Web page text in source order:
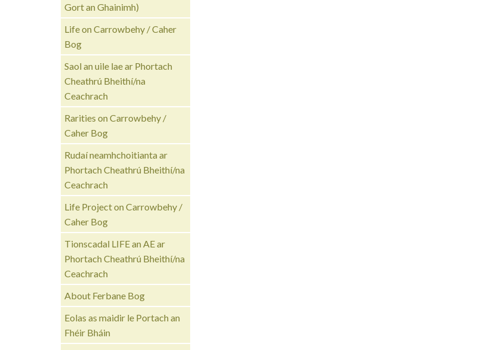
Gort an Ghainimh)
Life on Carrowbehy / Caher
Bog
Saol an uile lae ar Phortach
Cheathrú Bheithí/na
Ceachrach
Rarities on Carrowbehy /
Caher Bog
Rudaí neamhchoitianta ar
Phortach Cheathrú Bheithí/na
Ceachrach
Life Project on Carrowbehy /
Caher Bog
Tionscadal LIFE an AE ar
Phortach Cheathrú Bheithí/na
Ceachrach
About Ferbane Bog
Eolas as maidir le Portach an
Fhéir Bháin